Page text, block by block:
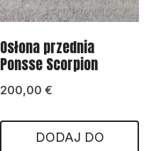
Osłona przednia
Ponsse Scorpion
200,00 €
DODAJ DO